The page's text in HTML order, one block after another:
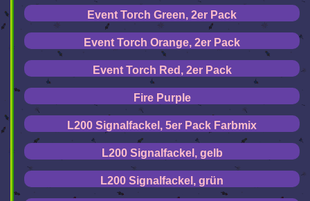
Event Torch Green, 2er Pack
Event Torch Orange, 2er Pack
Event Torch Red, 2er Pack
Fire Purple
L200 Signalfackel, 5er Pack Farbmix
L200 Signalfackel, gelb
L200 Signalfackel, grün